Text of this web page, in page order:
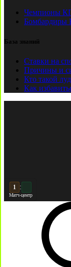
Чемпионы
База знаний
Ставки на
Причины и
Кто такой
Как
2 :
Матч-центр